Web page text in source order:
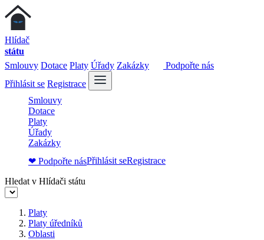
Hlídač
státu
Smlouvy Dotace Platy Úřady Zakázky
Podpořte nás
Přihlásit se Registrace
Smlouvy
Dotace
Platy
Úřady
Zakázky
❤ Podpořte násPřihlásit seRegistrace
Hledat v Hlídači státu
Platy
Platy úředníků
Oblasti